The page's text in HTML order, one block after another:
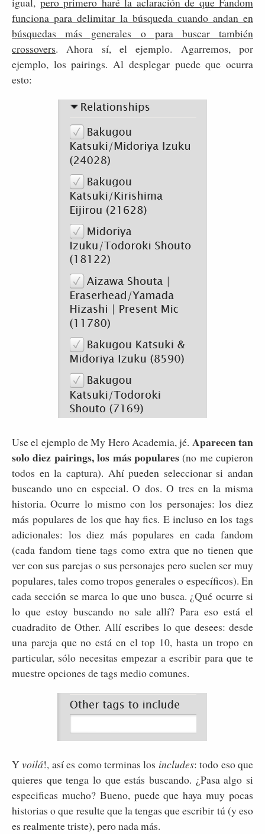
funciona para delimitar la búsqueda cuando andan en
búsquedas más generales o para buscar también
crossovers. Ahora sí, el ejemplo. Agarremos, por
ejemplo, los pairings. Al desplegar puede que ocurra
esto:
Use el ejemplo de My Hero Academia, jé. Aparecen tan
solo diez pairings, los más populares(no me cupieron
todos en la captura). Ahí pueden seleccionar si andan
buscando uno en especial. O dos. O tres en la misma
historia. Ocurre lo mismo con los personajes: los diez
más populares de los que hay fics. E incluso en los tags
adicionales: los diez más populares en cada fandom
(cada fandom tiene tags como extra que no tienen que
ver con sus parejas o sus personajes pero suelen ser muy
populares, tales como tropos generales o específicos). En
cada sección se marca lo que uno busca. ¿Qué ocurre si
lo que estoy buscando no sale allí? Para eso está el
cuadradito de Other. Allí escribes lo que desees: desde
una pareja que no está en el top 10, hasta un tropo en
particular, sólo necesitas empezar a escribir para que te
muestre opciones de tags medio comunes.
Yvoilá!, así es como terminas los includes: todo eso que
quieres que tenga lo que estás buscando. ¿Pasa algo si
especificas mucho? Bueno, puede que haya muy pocas
historias o que resulte que la tengas que escribir tú (y eso
es realmente triste), pero nada más.